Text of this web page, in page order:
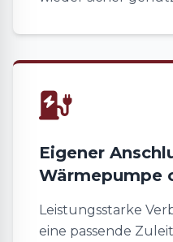
Eigener
Wärmepumpe
Leistungsstarke
eine passende